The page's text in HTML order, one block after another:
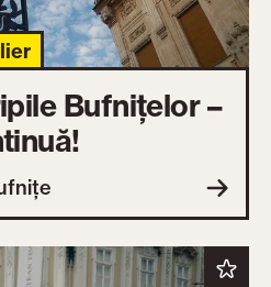
Bufnițelor –